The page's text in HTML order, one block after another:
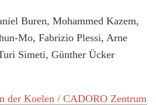
Buren, Mohammed Kazem,
Mo, Fabrizio Plessi, Arne
Simeti, Günther Ücker
der Koelen / CADORO Zentrum